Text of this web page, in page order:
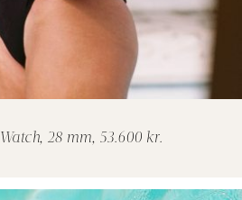
28 mm, 53.600 kr.